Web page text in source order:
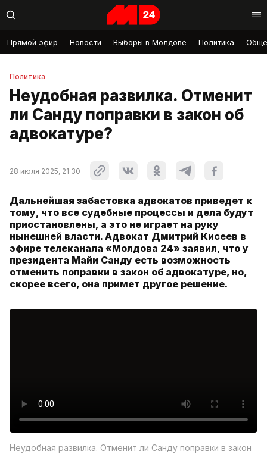
Прямой эфир Новости Выборы в Молдове Политика
Политика
Неудобная развилка. Отменит
ли Санду поправки в закон об
адвокатуре?
28 июля 2025, 21:30
Дальнейшая забастовка адвокатов приведет к
тому, что все судебные процессы и дела будут
приостановлены, а это не играет на руку
нынешней власти. Адвокат Дмитрий Кисеев в
эфире телеканала «Молдова 24» заявил, что у
президента Майи Санду есть возможность
отменить поправки в закон об адвокатуре, но,
скорее всего, она примет другое решение.
Неудобная развилка. Отменит ли Санду поправки в закон